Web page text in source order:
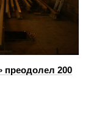
преодолел 200